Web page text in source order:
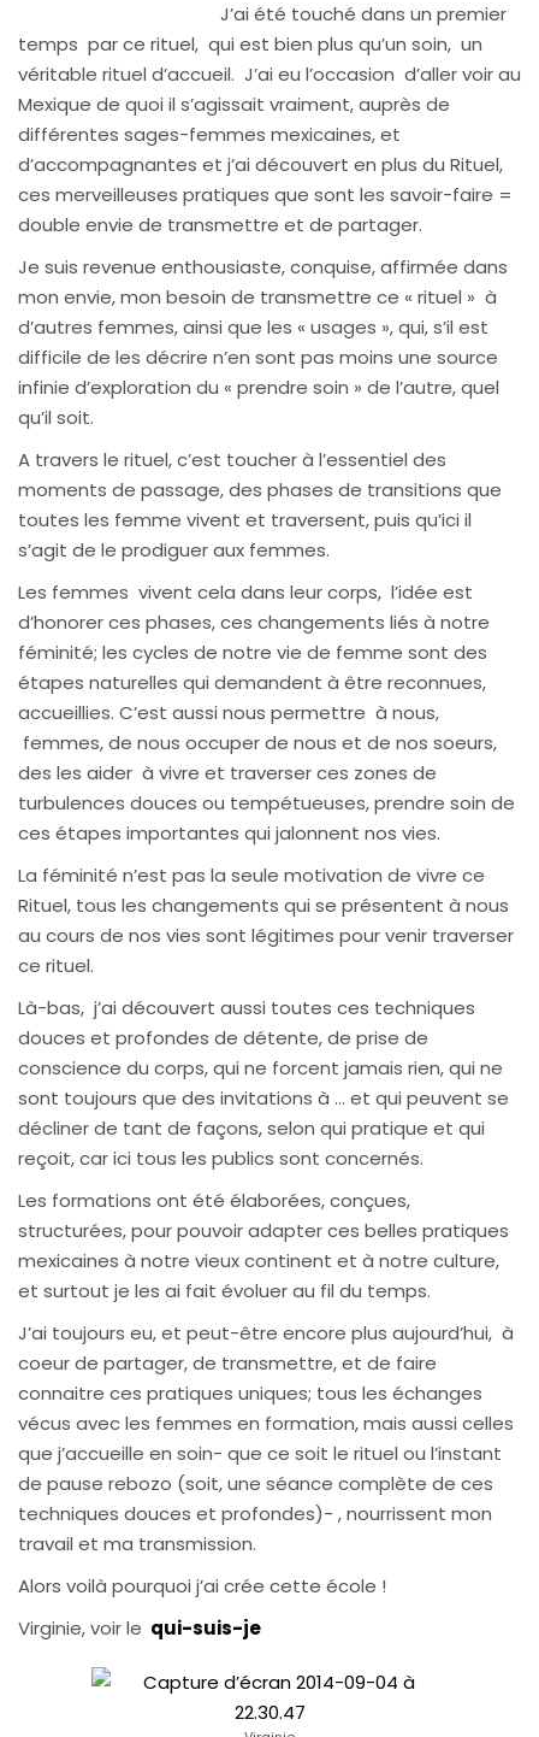
J’ai été touché dans un premier
temps par ce rituel, qui est bien plus qu’un soin, un
véritable rituel d’accueil. J’ai eu l’occasion d’aller voir au
Mexique de quoi il s’agissait vraiment, auprès de
différentes sages-femmes mexicaines, et
d’accompagnantes et j’ai découvert en plus du Rituel,
ces merveilleuses pratiques que sont les savoir-faire =
double envie de transmettre et de partager.
Je suis revenue enthousiaste, conquise, affirmée dans
mon envie, mon besoin de transmettre ce « rituel » à
d’autres femmes, ainsi que les « usages », qui, s’il est
difficile de les décrire n’en sont pas moins une source
infinie d’exploration du « prendre soin » de l’autre, quel
qu’il soit.
A travers le rituel, c’est toucher à l’essentiel des
moments de passage, des phases de transitions que
toutes les femme vivent et traversent, puis qu’ici il
s’agit de le prodiguer aux femmes.
Les femmes vivent cela dans leur corps, l’idée est
d’honorer ces phases, ces changements liés à notre
féminité; les cycles de notre vie de femme sont des
étapes naturelles qui demandent à être reconnues,
accueillies. C’est aussi nous permettre à nous,
femmes, de nous occuper de nous et de nos soeurs,
des les aider à vivre et traverser ces zones de
turbulences douces ou tempétueuses, prendre soin de
ces étapes importantes qui jalonnent nos vies.
La féminité n’est pas la seule motivation de vivre ce
Rituel, tous les changements qui se présentent à nous
au cours de nos vies sont légitimes pour venir traverser
ce rituel.
Là-bas, j’ai découvert aussi toutes ces techniques
douces et profondes de détente, de prise de
conscience du corps, qui ne forcent jamais rien, qui ne
sont toujours que des invitations à … et qui peuvent se
décliner de tant de façons, selon qui pratique et qui
reçoit, car ici tous les publics sont concernés.
Les formations ont été élaborées, conçues,
structurées, pour pouvoir adapter ces belles pratiques
mexicaines à notre vieux continent et à notre culture,
et surtout je les ai fait évoluer au fil du temps.
J’ai toujours eu, et peut-être encore plus aujourd’hui, à
coeur de partager, de transmettre, et de faire
connaitre ces pratiques uniques; tous les échanges
vécus avec les femmes en formation, mais aussi celles
que j’accueille en soin- que ce soit le rituel ou l’instant
de pause rebozo (soit, une séance complète de ces
techniques douces et profondes)- , nourrissent mon
travail et ma transmission.
Alors voilà pourquoi j’ai crée cette école !
Virginie, voir le qui-suis-je